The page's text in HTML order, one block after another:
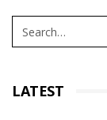
LATEST